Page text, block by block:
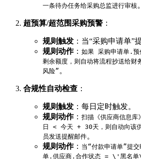
一条待办任务给采购总监进行审核。
超预算/超范围采购预警 ：
规则触发 ：当“采购申请单”
规则动作： 如果 采购申请单.
剩余额度，则自动将流程抄送给财
风险” 。
合规性自动检查 ：
规则触发 ：每日定时触发。
规则动作： 扫描《供应商信息
日 < 今天 + 30天，则自动向该
员发送提醒邮件。
规则动作： 当“付款申请单”提
单.供应商.合作状态 = \'黑名单